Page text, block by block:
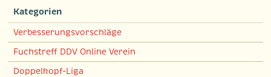
Kategorien
Verbesserungsvorschläge
Fuchstreff DDV Online Verein
Doppelkopf-Liga